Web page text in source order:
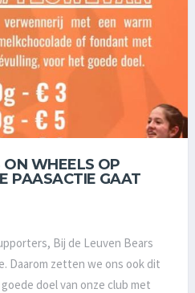
ON WHEELS OP
PAASACTIE GAAT
Bij de Leuven Bears
Daarom zetten we ons ook dit
doel van onze club met